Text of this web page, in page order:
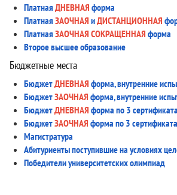
Платная ДНЕВНАЯ форма
Платная ЗАОЧНАЯ иДИСТАНЦИОННАЯ
Платная ЗАОЧНАЯ СОКРАЩЕННАЯ форма
Второе высшее образование
Бюджетные места
БюджетДНЕВНАЯ форма, внутренние
БюджетЗАОЧНАЯ форма, внутренние
БюджетДНЕВНАЯ форма по 3
БюджетЗАОЧНАЯ форма по 3
Магистратура
Абитуриенты поступившие на условиях
Победители университетских олимпиад